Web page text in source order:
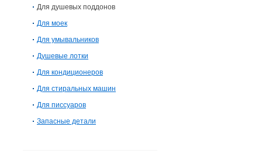
Для душевых поддонов
Для моек
Для умывальников
Душевые лотки
Для кондиционеров
Для стиральных машин
Для писсуаров
Запасные детали